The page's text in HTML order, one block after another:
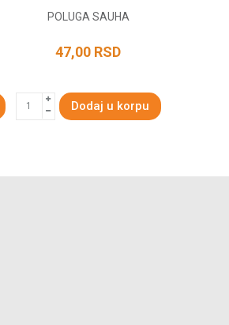
POLUGA SAUHA
47,00 RSD
Dodaj u korpu